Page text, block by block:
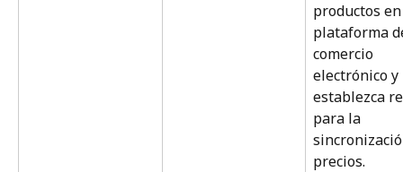
productos
plataforma
comercio
electrónico y
establezca
para la
precios.